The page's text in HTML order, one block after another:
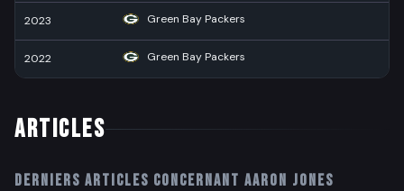
2023 Green Bay Packers
2022 Green Bay Packers
ARTICLES
Derniers articles concernant Aaron Jones